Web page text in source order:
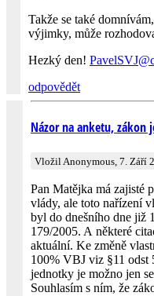
Takže se také
výjimky, může
Hezký den! PavelSVJ@
odpovědět
Názor na anketu, zákon
Vložil Anonymous, 7. Září
Pan Matějka má zajisté
vlády, ale toto nařízení
byl do dnešního dne již
179/2005. A některé
aktuální. Ke změně
100% VBJ viz §11 odst
jednotky je možno jen
Souhlasím s ním, že